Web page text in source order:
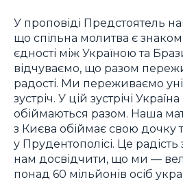
У проповіді Предстоятель
що спільна молитва є знаком
єдності між Україною та
відчуваємо, що разом
радості. Ми переживаємо
зустріч. У цій зустрічі
обіймаються разом. Наша
з Києва обіймає свою дочку
у Прудентополісі. Це радість
нам досвідчити, що ми —
понад 60 мільйонів осіб